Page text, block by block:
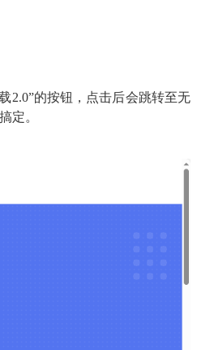
2.0”的按钮，点击后会跳转至无
定。